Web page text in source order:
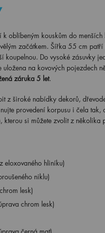
oblíbeným kouskům do
začátkem. Šířka 55 cm
Do vysoké zásuvky
uložena na kovových pojezdech
záruka 5 let.
z široké nabídky dekorů,
provedení korpusu i čela
si můžete zvolit z několika
eloxovaného hliníku)
niklu)
lesk)
chrom lesk)